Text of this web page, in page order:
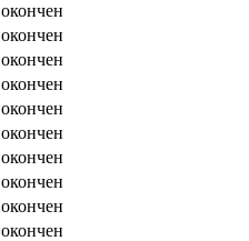
окончен
окончен
окончен
окончен
окончен
окончен
окончен
окончен
окончен
окончен